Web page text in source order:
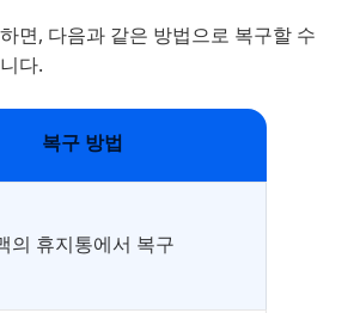
면, 다음과 같은 방법으로 복구할 수
다.
복구 방법
의 휴지통에서 복구